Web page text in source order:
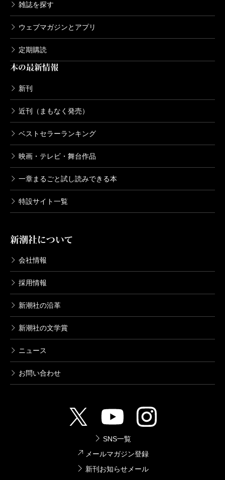
雑誌を探す
ウェブマガジンとアプリ
定期購読
本の最新情報
新刊
近刊（まもなく発売）
ベストセラーランキング
映画・テレビ・舞台作品
一章まるごと試し読みできる本
特設サイト一覧
新潮社について
会社情報
採用情報
新潮社の沿革
新潮社の文学賞
ニュース
お問い合わせ
SNS一覧
メールマガジン登録
新刊お知らせメール